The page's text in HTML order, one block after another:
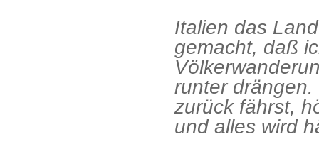
Italien das
gemacht, daß
runter
zurück fährst,
und alles wird